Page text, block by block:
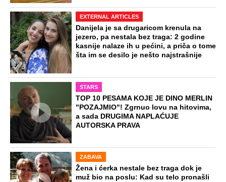
EXTERNAL ARTICLES
Danijela je sa drugaricom krenula na
jezero, pa nestala bez traga: 2 godine
kasnije nalaze ih u pećini, a priča o tome
šta im se desilo je nešto najstrašnije
STARS
TOP 10 PESAMA KOJE JE DINO MERLIN
"POZAJMIO"! Zgrnuo lovu na hitovima,
a sada DRUGIMA NAPLAĆUJE
AUTORSKA PRAVA
ZABAVA
Žena i ćerka nestale bez traga dok je
muž bio na poslu: Kad su telo pronašli